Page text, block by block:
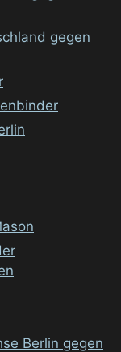
gegen
Berlin gegen